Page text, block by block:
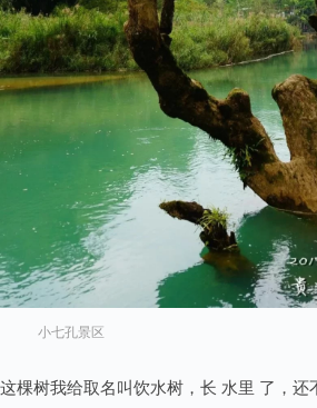
小七孔景区
这棵树我给取名叫饮水树，长 水里 了，还